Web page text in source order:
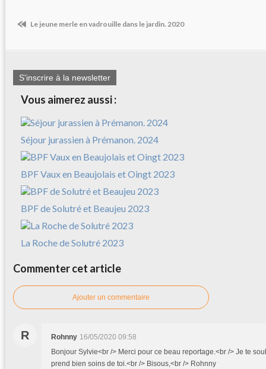
Le jeune merle en vadrouille dans le jardin. 2020
S'inscrire à la newsletter
Vous aimerez aussi :
Séjour jurassien à Prémanon. 2024
BPF Vaux en Beaujolais et Oingt 2023
BPF de Solutré et Beaujeu 2023
La Roche de Solutré 2023
Commenter cet article
Ajouter un commentaire
R Rohnny 16/05/2020 09:58
Bonjour Sylvie<br /> Merci pour ce beau reportage.<br /> Je te
prend bien soins de toi.<br /> Bisous,<br /> Rohnny